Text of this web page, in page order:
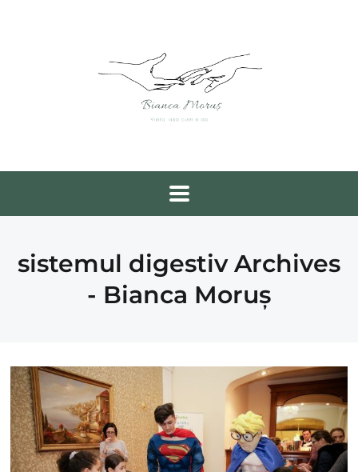
sistemul digestiv Archives
- Bianca Moruș